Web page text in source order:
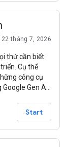
22 tháng 7, 2026
thứ cần biết
Cụ thể
công cụ
Gen AI
cũng như
Start